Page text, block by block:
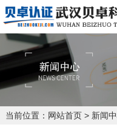
当前位置： 网站首页> 新闻